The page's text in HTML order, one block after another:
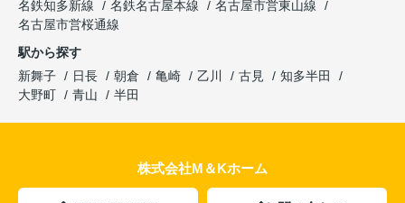
名鉄知多新線
名鉄名古屋本線
名古屋市営東山線
名古屋市営桜通線
駅から探す
新舞子
日長 朝倉 亀崎 乙川 古見
知多半田
大野町
青山 半田
株式会社M＆Kホーム